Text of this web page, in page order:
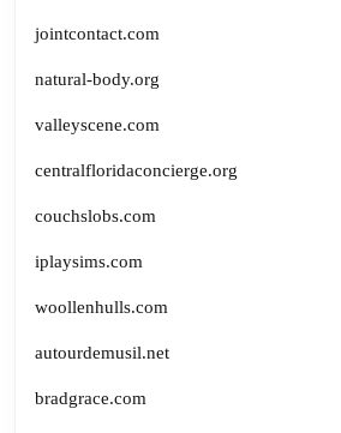
jointcontact.com
natural-body.org
valleyscene.com
centralfloridaconcierge.org
couchslobs.com
iplaysims.com
woollenhulls.com
autourdemusil.net
bradgrace.com